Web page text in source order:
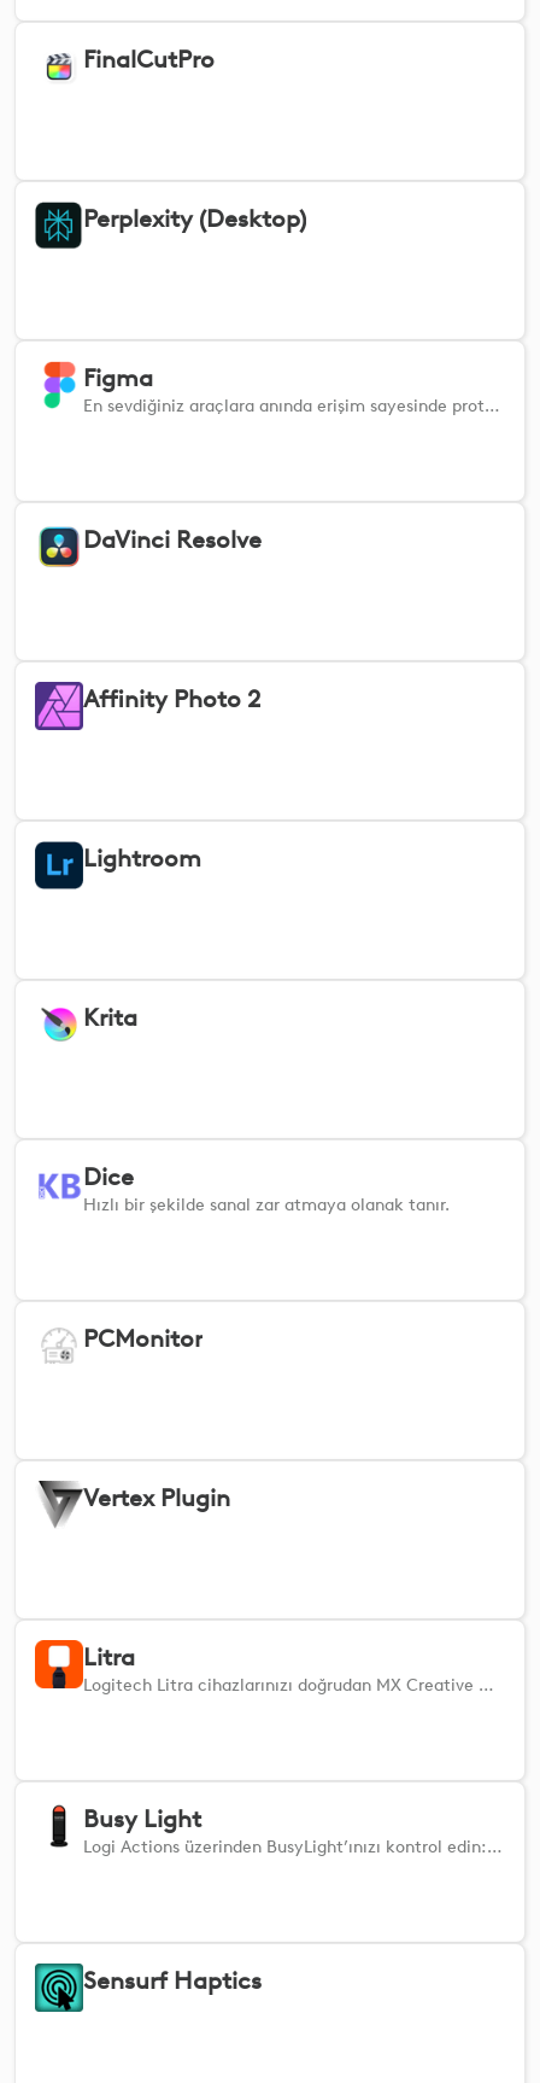
FinalCutPro
Perplexity (Desktop)
Figma
En sevdiğiniz araçlara anında erişim sayesinde prototip, vektör tasarımları ve Figjam'lar oluşturmayı kolaylaştırın.
DaVinci Resolve
Affinity Photo 2
Lightroom
Krita
Dice
Hızlı bir şekilde sanal zar atmaya olanak tanır.
PCMonitor
Vertex Plugin
Litra
Logitech Litra cihazlarınızı doğrudan MX Creative Console veya Actions Ring ile kontrol edin.
Busy Light
Logi Actions üzerinden BusyLight’ınızı kontrol edin: tek bir dokunuşla meşgul, müsait veya kulaklık durumunu gösterin.
Sensurf Haptics